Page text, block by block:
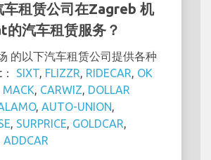
车租赁公司在Zagreb 机
的汽车租赁服务？
的以下汽车租赁公司提供各种
SIXT, FLIZZR, RIDECAR, OK
MACK, CARWIZ, DOLLAR
, AUTO-UNION,
, SURPRICE, GOLDCAR,
ADDCAR